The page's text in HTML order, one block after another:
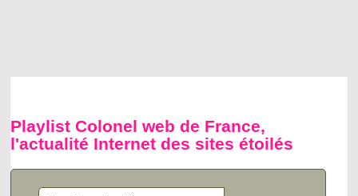
Playlist Colonel web de France,
l'actualité Internet des sites étoilés